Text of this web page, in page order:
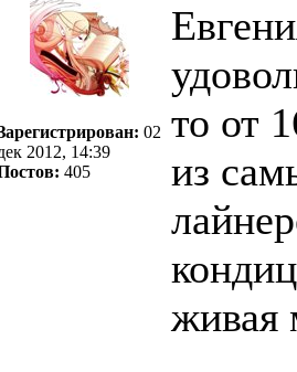
02
2012, 14:39
405
то от
из
живая